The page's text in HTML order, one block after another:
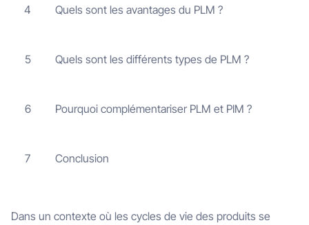
4 Quels sont les avantages du PLM ?
5 Quels sont les différents types de PLM ?
6 Pourquoi complémentariser PLM et PIM ?
7 Conclusion
Dans un contexte où les cycles de vie des produits se